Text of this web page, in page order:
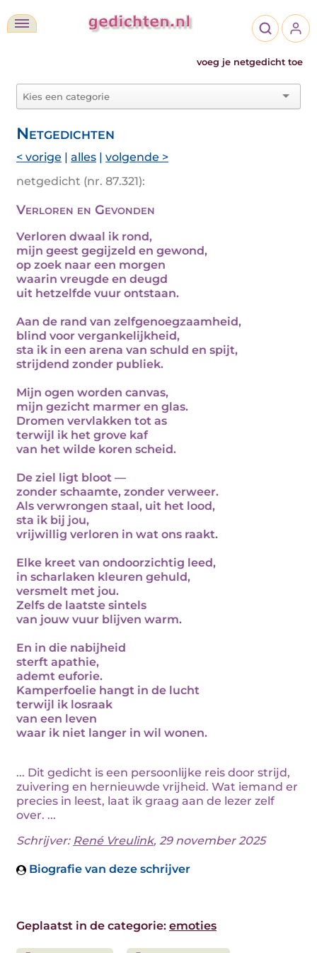
voeg je netgedicht toe
Netgedichten
< vorige | alles | volgende >
netgedicht (nr. 87.321):
Verloren en Gevonden
Verloren dwaal ik rond,
mijn geest gegijzeld en gewond,
op zoek naar een morgen
waarin vreugde en deugd
uit hetzelfde vuur ontstaan.
Aan de rand van zelfgenoegzaamheid,
blind voor vergankelijkheid,
sta ik in een arena van schuld en spijt,
strijdend zonder publiek.
Mijn ogen worden canvas,
mijn gezicht marmer en glas.
Dromen vervlakken tot as
terwijl ik het grove kaf
van het wilde koren scheid.
De ziel ligt bloot —
zonder schaamte, zonder verweer.
Als verwrongen staal, uit het lood,
sta ik bij jou,
vrijwillig verloren in wat ons raakt.
Elke kreet van ondoorzichtig leed,
in scharlaken kleuren gehuld,
versmelt met jou.
Zelfs de laatste sintels
van jouw vuur blijven warm.
En in die nabijheid
sterft apathie,
ademt euforie.
Kamperfoelie hangt in de lucht
terwijl ik losraak
van een leven
waar ik niet langer in wil wonen.
... Dit gedicht is een persoonlijke reis door strijd,
zuivering en hernieuwde vrijheid. Wat iemand er
precies in leest, laat ik graag aan de lezer zelf
over. ...
Schrijver: René Vreulink, 29 november 2025
Biografie van deze schrijver
Geplaatst in de categorie: emoties